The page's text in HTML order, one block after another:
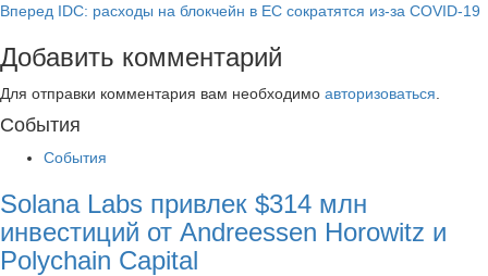
Вперед IDC: расходы на блокчейн в ЕС сократятся из-за COVID-19
Добавить комментарий
Для отправки комментария вам необходимо авторизоваться
Cобытия
События
Solana Labs привлек $314 млн
инвестиций от Andreessen Horowitz и
Polychain Capital